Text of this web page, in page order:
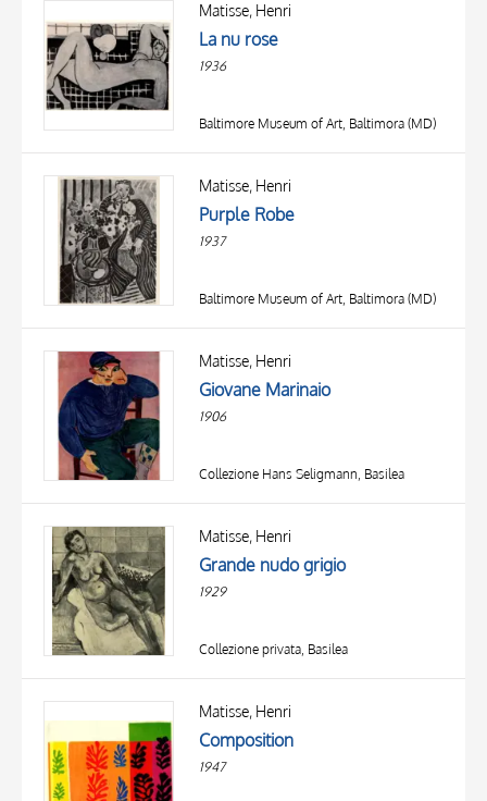
Matisse, Henri
La nu rose
1936
Baltimore Museum of Art, Baltimora (MD)
Matisse, Henri
Purple Robe
1937
Baltimore Museum of Art, Baltimora (MD)
Matisse, Henri
Giovane Marinaio
1906
Collezione Hans Seligmann, Basilea
Matisse, Henri
Grande nudo grigio
1929
Collezione privata, Basilea
Matisse, Henri
Composition
1947
TITOLO